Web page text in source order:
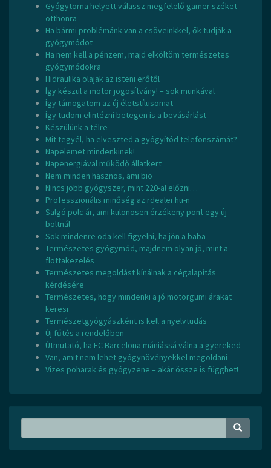
Gyógytorna helyett válassz megfelelő gamer széket
otthonra
Ha bármi problémánk van a csöveinkkel, ők tudják a
gyógymódot
Ha nem kell a pénzem, majd elköltöm természetes
gyógymódokra
Hidraulika olajak az isteni erőtől
Így készül a motor jogosítvány! – sok munkával
Így támogatom az új életstílusomat
Így tudom elintézni betegen is a bevásárlást
Készülünk a télre
Mit tegyél, ha elveszted a gyógyítód telefonszámát?
Napelemet mindenkinek!
Napenergiával működő állatkert
Nem minden hasznos, ami bio
Nincs jobb gyógyszer, mint 220-al előzni…
Professzionális minőség az rdealer.hu-n
Salgó polc ár, ami különösen érzékeny pont egy új
boltnál
Sok mindenre oda kell figyelni, ha jön a baba
Természetes gyógymód, majdnem olyan jó, mint a
flottakezelés
Természetes megoldást kínálnak a cégalapítás
kérdésére
Természetes, hogy mindenki a jó motorgumi árakat
keresi
Természetgyógyászként is kell a nyelvtudás
Új fűtés a rendelőben
Útmutató, ha FC Barcelona mániássá válna a gyereked
Van, amit nem lehet gyógynövényekkel megoldani
Vizes poharak és gyógyzene – akár össze is függhet!